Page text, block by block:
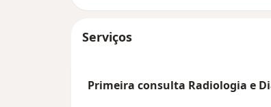
Serviços
Primeira consulta Radiologia e